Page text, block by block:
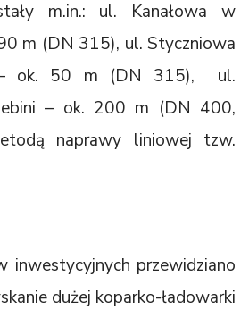
m.in.: ul. Kanałowa w
m (DN 315), ul. Styczniowa
– ok. 50 m (DN 315), ul.
– ok. 200 m (DN 400,
naprawy liniowej tzw.
inwestycyjnych przewidziano
dużej koparko-ładowarki